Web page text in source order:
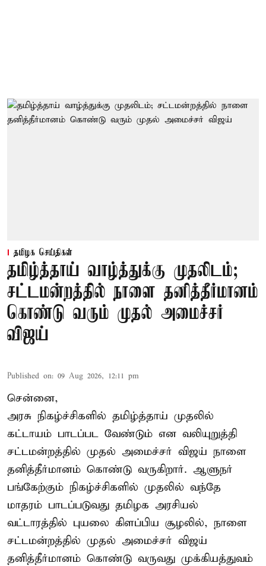
தமிழக செய்திகள்
தமிழ்த்தாய் வாழ்த்துக்கு முதலிடம்;
சட்டமன்றத்தில் நாளை தனித்தீர்மானம்
கொண்டு வரும் முதல் அமைச்சர்
விஜய்
Published on: 09 Aug 2026, 12:11 pm
சென்னை,
அரசு நிகழ்ச்சிகளில் தமிழ்த்தாய் முதலில்
கட்டாயம் பாடப்பட வேண்டும் என வலியுறுத்தி
சட்டமன்றத்தில் முதல் அமைச்சர் விஜய் நாளை
தனித்தீர்மானம் கொண்டு வருகிறார். ஆளுநர்
பங்கேற்கும் நிகழ்ச்சிகளில் முதலில் வந்தே
மாதரம் பாடப்படுவது தமிழக அரசியல்
வட்டாரத்தில் புயலை கிளப்பிய சூழலில், நாளை
சட்டமன்றத்தில் முதல் அமைச்சர் விஜய்
தனித்தீர்மானம் கொண்டு வருவது முக்கியத்துவம்